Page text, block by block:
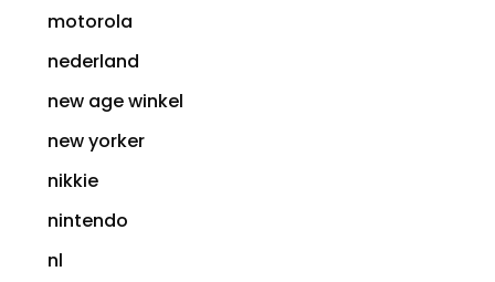
motorola
nederland
new age winkel
new yorker
nikkie
nintendo
nl